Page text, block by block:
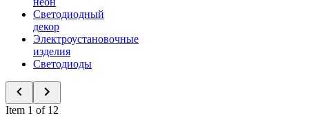
Светодиодный
декор
Электроустановочные
изделия
Светодиоды
Item 1 of 12